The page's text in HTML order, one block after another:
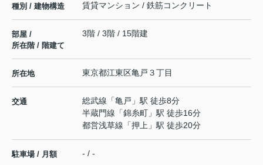
種別 / 建物構造 賃貸マンション / 鉄筋コンクリート
部屋 /
所在階 / 階建て
3階 / 3階 / 15階建
所在地 東京都江東区亀戸 ３丁目
交通 総武線 「亀戸 」駅 徒歩8分
半蔵門線 「錦糸町 」駅 徒歩16分
都営浅草線 「押上 」駅 徒歩20分
駐車場 / 月額 - / -